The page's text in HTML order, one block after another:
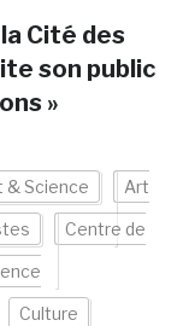
Cité des
son public
»
& Science Art
Centre de
Culture